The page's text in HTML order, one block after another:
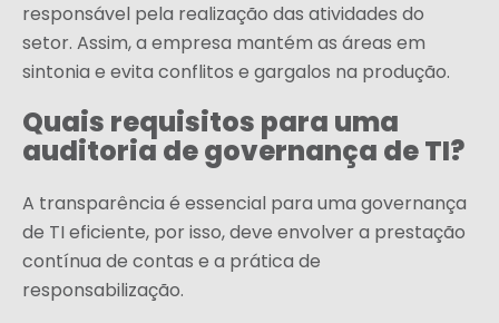
responsável pela realização das atividades do
setor. Assim, a empresa mantém as áreas em
sintonia e evita conflitos e gargalos na produção.
Quais requisitos para uma
auditoria de governança de TI?
A transparência é essencial para uma governança
de TI eficiente, por isso, deve envolver a prestação
contínua de contas e a prática de
responsabilização.